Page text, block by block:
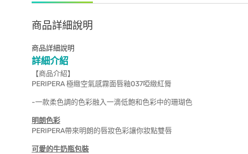
商品詳細說明
商品詳細說明
詳細介紹
【商品介紹】
PERIPERA 極緻空氣感霧面唇釉037啞緻紅脣
-一款柔色調的色彩融入一滴低飽和色彩中的珊瑚色
明朗色彩
PERIPERA帶來明朗的唇妝色彩讓你妝點雙唇
可愛的牛奶瓶包裝